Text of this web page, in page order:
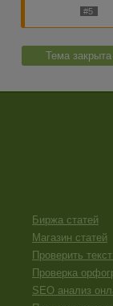
#5
Тема закрыта
Биржа статей
Магазин статей
Проверить
Проверка
SEO анализ